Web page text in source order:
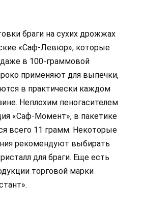
браги на сухих дрожжах
«Саф-Левюр», которые
в 100-граммовой
применяют для выпечки,
в практически каждом
Неплохим пеногасителем
«Саф-Момент», в пакетике
всего 11 грамм. Некоторые
рекомендуют выбирать
для браги. Еще есть
торговой марки